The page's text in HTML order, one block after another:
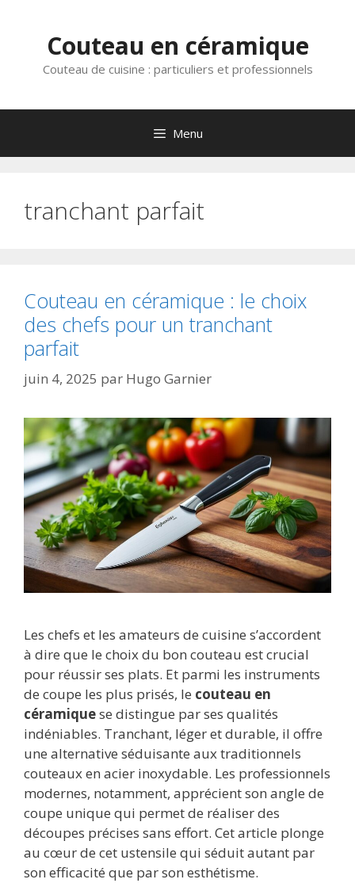
contenuCouteau en céramique
Couteau de cuisine : particuliers et professionnels
Menu
tranchant parfait
Couteau en céramique : le choix
des chefs pour un tranchant
parfait
juin 4, 2025 par Hugo Garnier
Les chefs et les amateurs de cuisine s’accordent
à dire que le choix du bon couteau est crucial
pour réussir ses plats. Et parmi les instruments
de coupe les plus prisés, le couteau en
céramiquese distingue par ses qualités
indéniables. Tranchant, léger et durable, il offre
une alternative séduisante aux traditionnels
couteaux en acier inoxydable. Les professionnels
modernes, notamment, apprécient son angle de
coupe unique qui permet de réaliser des
découpes précises sans effort. Cet article plonge
au cœur de cet ustensile qui séduit autant par
son efficacité que par son esthétisme.